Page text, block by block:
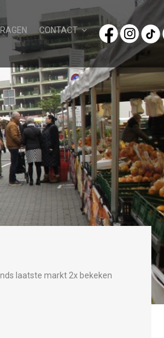
CONTACT
laatste markt 2x bekeken